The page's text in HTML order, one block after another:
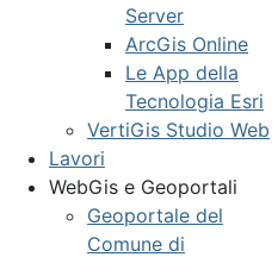
Server
ArcGis Online
Le App della
Tecnologia Esri
VertiGis Studio Web
Lavori
WebGis e Geoportali
Geoportale del
Comune di